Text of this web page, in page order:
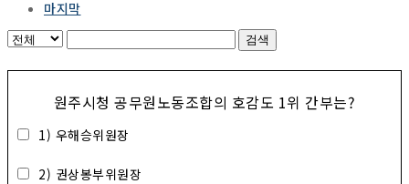
마지막
검색
원주시청 공무원노동조합의 호감도 1위 간부는?
1) 우해승위원장
2) 권상봉부위원장